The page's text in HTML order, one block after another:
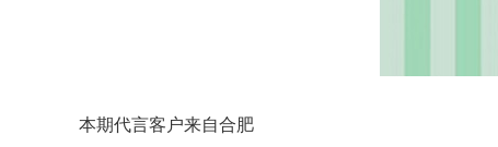
本期代言客户来自合肥